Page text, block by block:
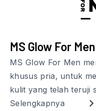
MS Glow For Men
MS Glow For Men
khusus pria, untuk
kulit yang telah teruji
Selengkapnya